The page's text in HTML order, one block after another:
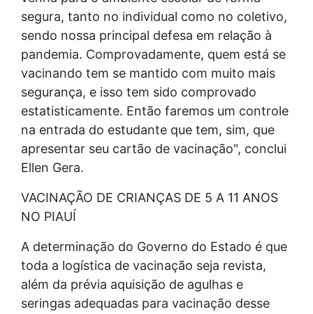
segura, tanto no individual como no coletivo,
sendo nossa principal defesa em relação à
pandemia. Comprovadamente, quem está se
vacinando tem se mantido com muito mais
segurança, e isso tem sido comprovado
estatisticamente. Então faremos um controle
na entrada do estudante que tem, sim, que
apresentar seu cartão de vacinação", conclui
Ellen Gera.
VACINAÇÃO DE CRIANÇAS DE 5 A 11 ANOS
NO PIAUÍ
A determinação do Governo do Estado é que
toda a logística de vacinação seja revista,
além da prévia aquisição de agulhas e
seringas adequadas para vacinação desse